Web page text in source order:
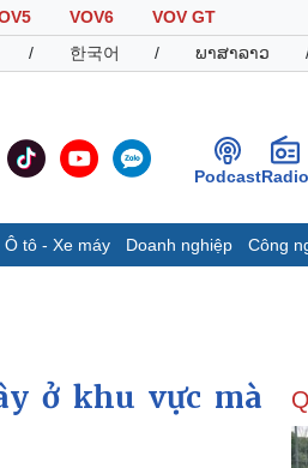
VOV6
VOV GT
/ 한국어 / ພາສາລາວ
PodcastRadio
Ô tô - Xe máy Doanh nghiệp Công
ở khu vực mà